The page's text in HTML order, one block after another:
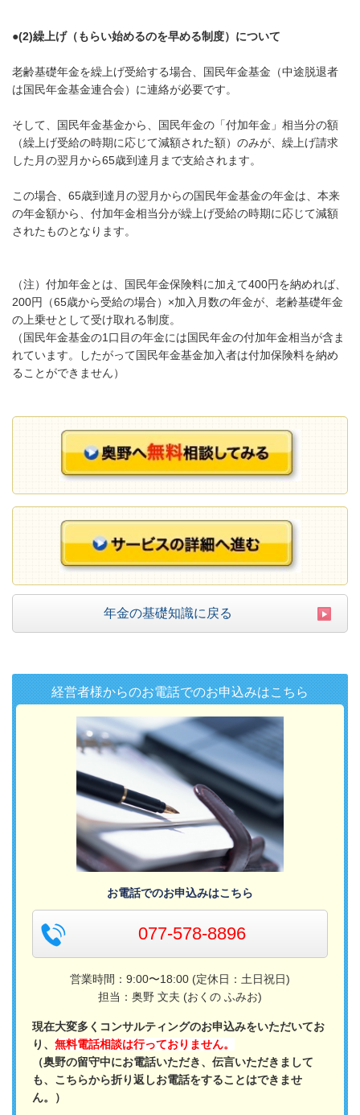
●(2)繰上げ（もらい始めるのを早める制度）について
老齢基礎年金を繰上げ受給する場合、国民年金基金（中途脱退者
は国民年金基金連合会）に連絡が必要です。
そして、国民年金基金から、国民年金の「付加年金」相当分の額
（繰上げ受給の時期に応じて減額された額）のみが、繰上げ請求
した月の翌月から65歳到達月まで支給されます。
この場合、65歳到達月の翌月からの国民年金基金の年金は、本来
の年金額から、付加年金相当分が繰上げ受給の時期に応じて減額
されたものとなります。
（注）付加年金とは、国民年金保険料に加えて400円を納めれば、
200円（65歳から受給の場合）×加入月数の年金が、老齢基礎年金
の上乗せとして受け取れる制度。
（国民年金基金の1口目の年金には国民年金の付加年金相当が含ま
れています。したがって国民年金基金加入者は付加保険料を納め
ることができません）
年金の基礎知識に戻る
経営者様からのお電話でのお申込みはこちら
お電話でのお申込みはこちら
077-578-8896
営業時間：9:00〜18:00 (定休日：土日祝日)
担当：奥野 文夫 (おくの ふみお)
現在大変多くコンサルティングのお申込みをいただいてお
り、 無料電話相談は行っておりません。
（奥野の留守中にお電話いただき、伝言いただきまして
も、こちらから折り返しお電話をすることはできませ
ん。）